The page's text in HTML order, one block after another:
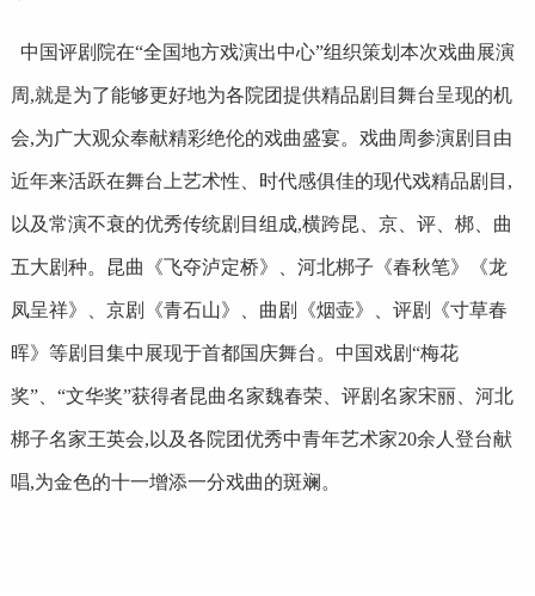
中国评剧院在“全国地方戏演出中心”组织策划本次戏曲展演
周,就是为了能够更好地为各院团提供精品剧目舞台呈现的机
会,为广大观众奉献精彩绝伦的戏曲盛宴。戏曲周参演剧目由
近年来活跃在舞台上艺术性、时代感俱佳的现代戏精品剧目,
以及常演不衰的优秀传统剧目组成,横跨昆、京、评、梆、曲
五大剧种。昆曲《飞夺泸定桥》、河北梆子《春秋笔》《龙
凤呈祥》、京剧《青石山》、曲剧《烟壶》、评剧《寸草春
晖》等剧目集中展现于首都国庆舞台。中国戏剧“梅花
奖”、“文华奖”获得者昆曲名家魏春荣、评剧名家宋丽、河北
梆子名家王英会,以及各院团优秀中青年艺术家20余人登台献
唱,为金色的十一增添一分戏曲的斑斓。